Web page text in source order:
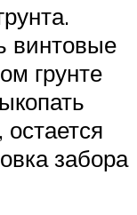
винтовые
грунте
забора